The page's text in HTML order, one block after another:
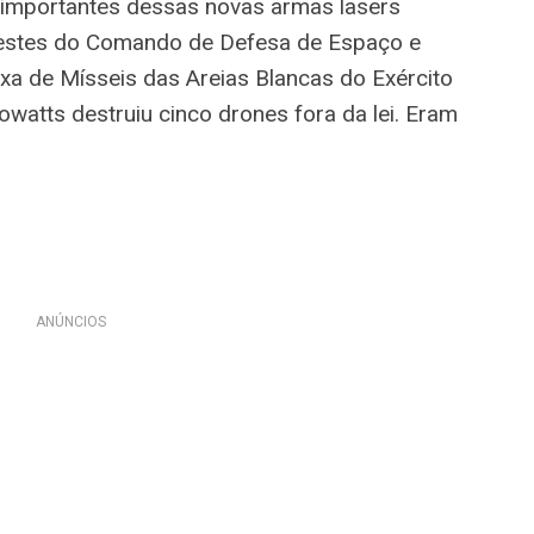
dessas novas armas lasers
do Comando de Defesa de Espaço e
de Mísseis das Areias Blancas do Exército
destruiu cinco drones fora da lei. Eram
ANÚNCIOS